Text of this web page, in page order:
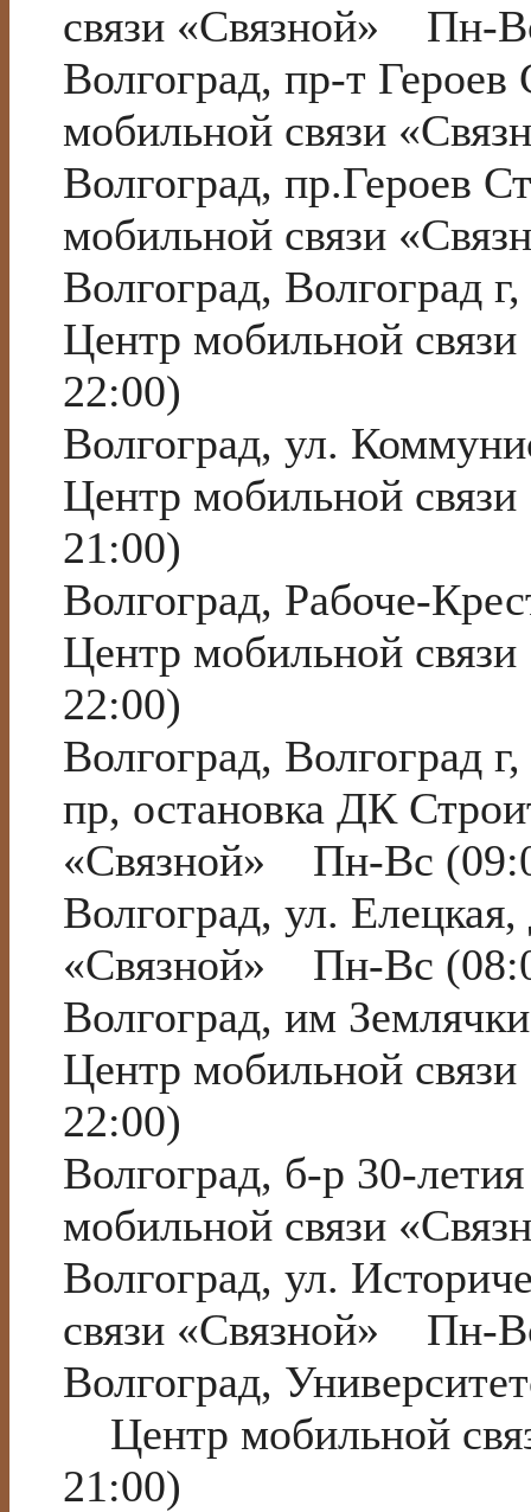
связи «Связной» Пн-
Волгоград, пр-т
мобильной связи
Волгоград, пр.Героев
мобильной связи
Волгоград, Волгоград
Центр мобильной
22:00)
Волгоград, ул.
Центр мобильной
21:00)
Волгоград, Рабоче-
Центр мобильной
22:00)
Волгоград, Волгоград
пр, остановка ДК
«Связной» Пн-Вс
Волгоград, ул.
«Связной» Пн-Вс
Волгоград, им
Центр мобильной
22:00)
Волгоград, б-р 30-
мобильной связи
Волгоград, ул.
связи «Связной» Пн-
Волгоград,
Центр мобильной
21:00)